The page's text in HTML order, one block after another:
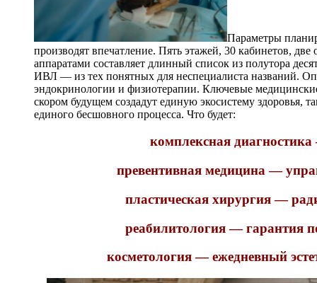
Параметры
производят впечатление. Пять этажей, 30 кабинетов,
аппаратами составляет длинный список из полутора
ИВЛ — из тех понятных для неспециалиста названий.
эндокринологии и физиотерапии. Ключевые
скором будущем создадут единую экосистему здоровья,
единого бесшовного процесса. Что будет:
комплексная
превентивная медицина —
пластическая хирургия —
реабилитология — гарантия
косметология — ежедневный